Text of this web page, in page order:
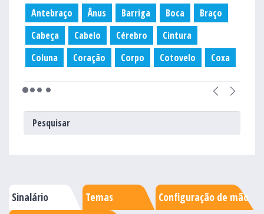
Antebraço Ânus Barriga Boca
Braço
Cabeça
Cabelo Cérebro
Cintura
Coluna
Coração Corpo Cotovelo Coxa
Sinalário Temas
Configuração de mão